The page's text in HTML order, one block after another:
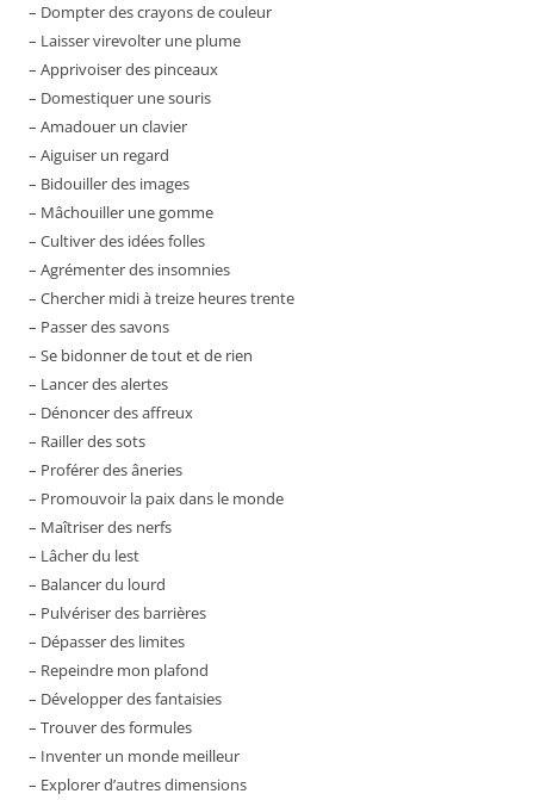
– Dompter des crayons de couleur
– Laisser virevolter une plume
– Apprivoiser des pinceaux
– Domestiquer une souris
– Amadouer un clavier
– Aiguiser un regard
– Bidouiller des images
– Mâchouiller une gomme
– Cultiver des idées folles
– Agrémenter des insomnies
– Chercher midi à treize heures trente
– Passer des savons
– Se bidonner de tout et de rien
– Lancer des alertes
– Dénoncer des affreux
– Railler des sots
– Proférer des âneries
– Promouvoir la paix dans le monde
– Maîtriser des nerfs
– Lâcher du lest
– Balancer du lourd
– Pulvériser des barrières
– Dépasser des limites
– Repeindre mon plafond
– Développer des fantaisies
– Trouver des formules
– Inventer un monde meilleur
– Explorer d’autres dimensions